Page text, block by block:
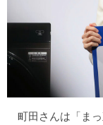
町田さんは「まっ